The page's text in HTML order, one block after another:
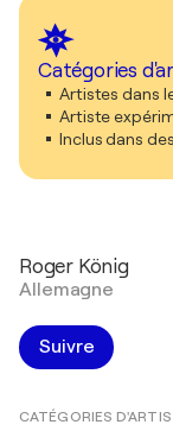
Catégories
Artistes dans
Artiste
Inclus dans
Roger König
Allemagne
Suivre
CATÉGORIES